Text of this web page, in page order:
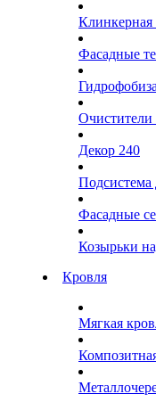
Клинкерная
Фасадные
Очистители
Декор 240
Подсистема
Фасадные
Козырьки
Кровля
Мягкая